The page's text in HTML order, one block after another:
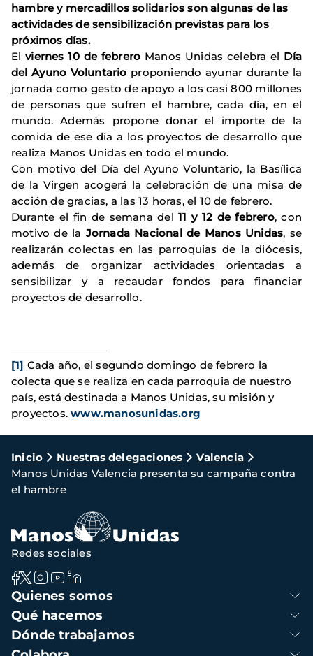
hambre y mercadillos solidarios son algunas de las
actividades de sensibilización previstas para los
próximos días.
Elviernes 10 de febrero Manos Unidas celebra el Día
del Ayuno Voluntario proponiendo ayunar durante la
jornada como gesto de apoyo a los casi 800 millones
de personas que sufren el hambre, cada día, en el
mundo. Además propone donar el importe de la
comida de ese día a los proyectos de desarrollo que
realiza Manos Unidas en todo el mundo.
Con motivo del Día del Ayuno Voluntario, la Basílica
de la Virgen acogerá la celebración de una misa de
acción de gracias, a las 13 horas, el 10 de febrero.
Durante el fin de semana del11 y 12 de febrero, con
motivo de la Jornada Nacional de Manos Unidas, se
realizarán colectas en las parroquias de la diócesis,
además de organizar actividades orientadas a
sensibilizar y a recaudar fondos para financiar
proyectos de desarrollo.
[1] Cada año, el segundo domingo de febrero la
colecta que se realiza en cada parroquia de nuestro
país, está destinada a Manos Unidas, su misión y
proyectos.www.manosunidas.org
Ruta
de
navegación
Inicio Nuestras delegaciones
Valencia
Manos Unidas Valencia presenta su campaña contra
el hambre
Navegación
principal
Quienes somos
Qué hacemos
Dónde trabajamos
Redes sociales